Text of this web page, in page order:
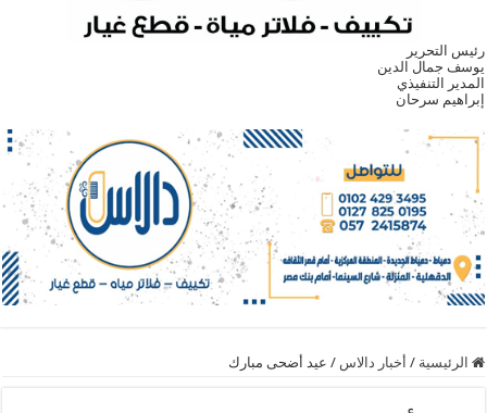
رئيس التحرير
يوسف جمال الدين
المدير التنفيذي
إبراهيم سرحان
الرئيسية / أخبار دالاس / عيد أضحى مبارك